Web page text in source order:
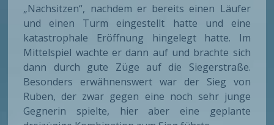
„Nachsitzen“, nachdem er bereits einen Läufer
und einen Turm eingestellt hatte und eine
katastrophale Eröffnung hingelegt hatte. Im
Mittelspiel wachte er dann auf und brachte sich
dann durch gute Züge auf die Siegerstraße.
Besonders erwähnenswert war der Sieg von
Ruben, der zwar gegen eine noch sehr junge
Gegnerin spielte, hier aber eine geplante